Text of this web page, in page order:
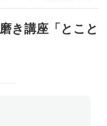
き講座「とこと